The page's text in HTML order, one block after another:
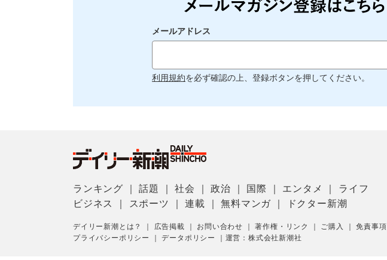
メールアドレス
利用規約を必ず確認の上、登録ボタンを押してください。
ランキング ｜話題 ｜社会 ｜政治 国際 エンタメ
ライフ
ビジネス
スポーツ ｜連載 ｜無料マンガ ドクター新潮
デイリー新潮とは？ 広告掲載 お問い合わせ ｜著作権・リンク ご購入 ｜免責事項
プライバシーポリシー
｜データポリシー 運営：株式会社新潮社